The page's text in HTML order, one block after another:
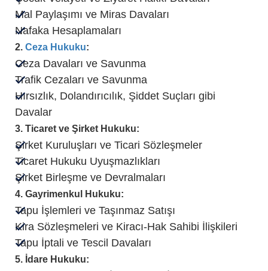
Mal Paylaşımı ve Miras Davaları
Nafaka Hesaplamaları
2.Ceza Hukuku:
Ceza Davaları ve Savunma
Trafik Cezaları ve Savunma
Hırsızlık, Dolandırıcılık, Şiddet Suçları gibi
Davalar
3. Ticaret ve Şirket Hukuku:
Şirket Kuruluşları ve Ticari Sözleşmeler
Ticaret Hukuku Uyuşmazlıkları
Şirket Birleşme ve Devralmaları
4. Gayrimenkul Hukuku:
Tapu İşlemleri ve Taşınmaz Satışı
Kira Sözleşmeleri ve Kiracı-Hak Sahibi İlişkileri
Tapu İptali ve Tescil Davaları
5. İdare Hukuku: